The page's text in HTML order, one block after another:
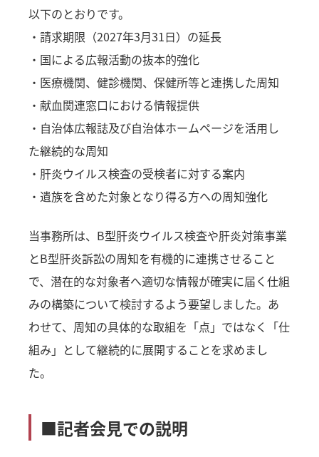
以下のとおりです。
・請求期限（2027年3月31日）の延長
・国による広報活動の抜本的強化
・医療機関、健診機関、保健所等と連携した周知
・献血関連窓口における情報提供
・自治体広報誌及び自治体ホームページを活用し
た継続的な周知
・肝炎ウイルス検査の受検者に対する案内
・遺族を含めた対象となり得る方への周知強化
当事務所は、B型肝炎ウイルス検査や肝炎対策事業
とB型肝炎訴訟の周知を有機的に連携させること
で、潜在的な対象者へ適切な情報が確実に届く仕組
みの構築について検討するよう要望しました。あ
わせて、周知の具体的な取組を「点」ではなく「仕
組み」として継続的に展開することを求めまし
た。
■記者会見での説明